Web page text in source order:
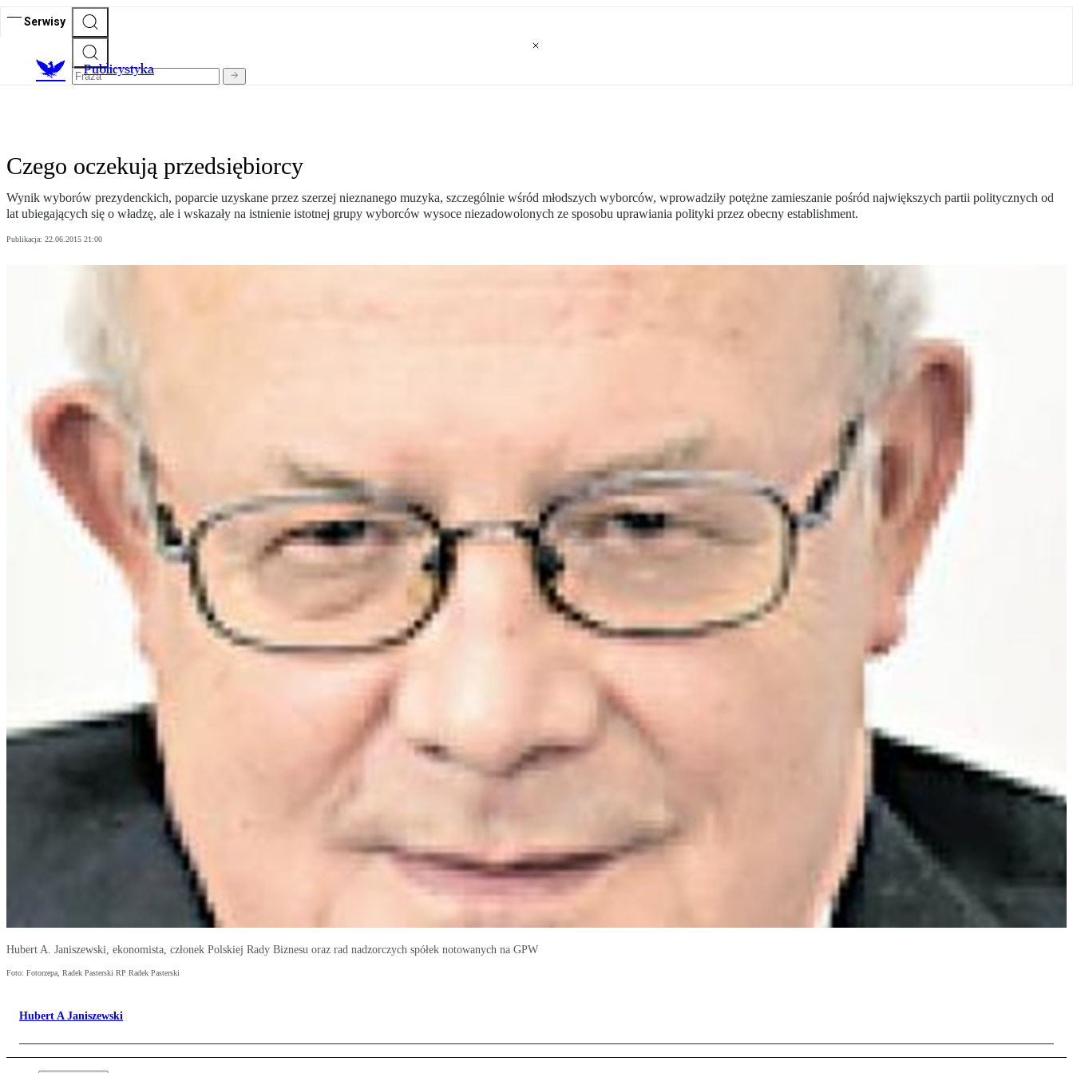
Serwisy
Publicystyka
Czego oczekują przedsiębiorcy
Wynik wyborów prezydenckich, poparcie uzyskane przez szerzej nieznanego muzyka, szczególnie wśród młodszych wyborców, wprowadziły potężne zamieszanie pośród największych partii politycznych od
lat ubiegających się o władzę, ale i wskazały na istnienie istotnej grupy wyborców wysoce niezadowolonych ze sposobu uprawiania polityki przez obecny establishment.
Publikacja: 22.06.2015 21:00
Hubert A. Janiszewski, ekonomista, członek Polskiej Rady Biznesu oraz rad nadzorczych spółek notowanych na GPW
Foto: Fotorzepa, Radek Pasterski RP Radek Pasterski
Hubert A Janiszewski